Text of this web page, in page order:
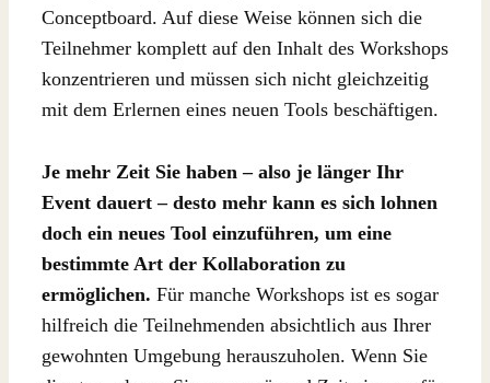
Conceptboard. Auf diese Weise können sich die
Teilnehmer komplett auf den Inhalt des Workshops
konzentrieren und müssen sich nicht gleichzeitig
mit dem Erlernen eines neuen Tools beschäftigen.
Je mehr Zeit Sie haben – also je länger Ihr
Event dauert – desto mehr kann es sich lohnen
doch ein neues Tool einzuführen, um eine
bestimmte Art der Kollaboration zu
ermöglichen. Für manche Workshops ist es sogar
hilfreich die Teilnehmenden absichtlich aus Ihrer
gewohnten Umgebung herauszuholen. Wenn Sie